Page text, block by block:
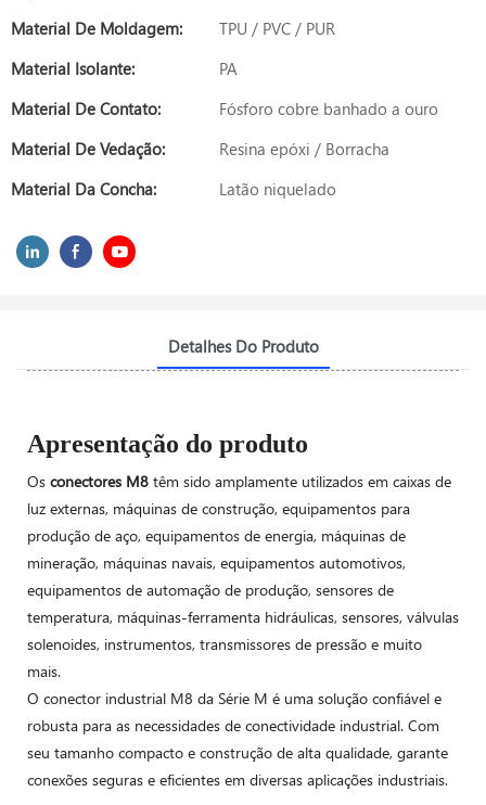
Material De Moldagem:
TPU / PVC / PUR
Material Isolante:
PA
Material De Contato:
Fósforo cobre banhado a ouro
Material De Vedação:
Resina epóxi / Borracha
Material Da Concha:
Latão niquelado
Detalhes Do Produto
Apresentação do produto
Os conectores M8 têm sido amplamente utilizados em caixas de
luz externas, máquinas de construção, equipamentos para
produção de aço, equipamentos de energia, máquinas de
mineração, máquinas navais, equipamentos automotivos,
equipamentos de automação de produção, sensores de
temperatura, máquinas-ferramenta hidráulicas, sensores, válvulas
solenoides, instrumentos, transmissores de pressão e muito
mais.
O conector industrial M8 da Série M é uma solução confiável e
robusta para as necessidades de conectividade industrial. Com
seu tamanho compacto e construção de alta qualidade, garante
conexões seguras e eficientes em diversas aplicações industriais.